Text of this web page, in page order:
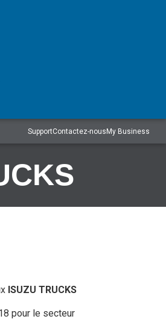
SupportContactez-nousMy Business
ISUZU TRUCKS
pour le secteur